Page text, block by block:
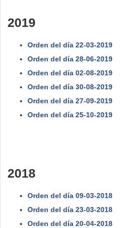
2019
Orden del día 22-03-2019
Orden del día 28-06-2019
Orden del día 02-08-2019
Orden del día 30-08-2019
Orden del día 27-09-2019
Orden del día 25-10-2019
2018
Orden del día 09-03-2018
Orden del día 23-03-2018
Orden del día 20-04-2018